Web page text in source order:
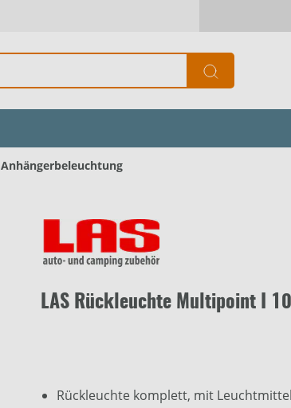
Anhängerbeleuchtung
LAS Rückleuchte Multipoint I
Rückleuchte komplett, mit Leuchtmittel